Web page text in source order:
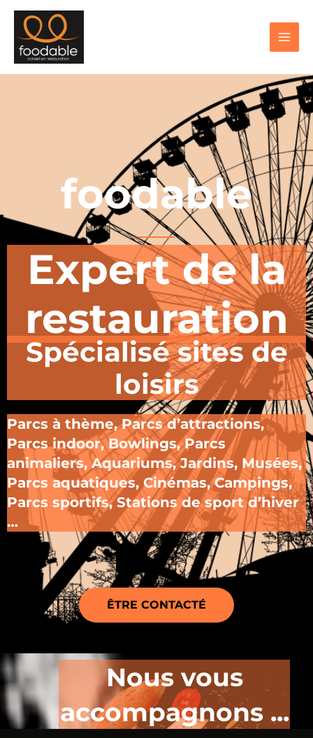
foodable
Expert de la
restauration
Spécialisé sites de
loisirs
Parcs à thème, Parcs d’attractions,
Parcs indoor, Bowlings, Parcs
animaliers, Aquariums, Jardins, Musées,
Parcs aquatiques, Cinémas, Campings,
Parcs sportifs, Stations de sport d’hiver
…
ÊTRE CONTACTÉ
Nous vous
accompagnons ...